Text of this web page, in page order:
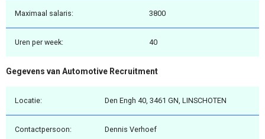
Maximaal salaris: 3800
Uren per week: 40
Gegevens van Automotive Recruitment
Locatie: Den Engh 40, 3461 GN, LINSCHOTEN
Contactpersoon: Dennis Verhoef